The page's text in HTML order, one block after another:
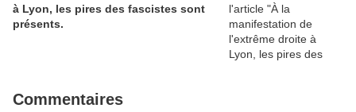
à Lyon, les pires des fascistes sont
présents.
Commentaires